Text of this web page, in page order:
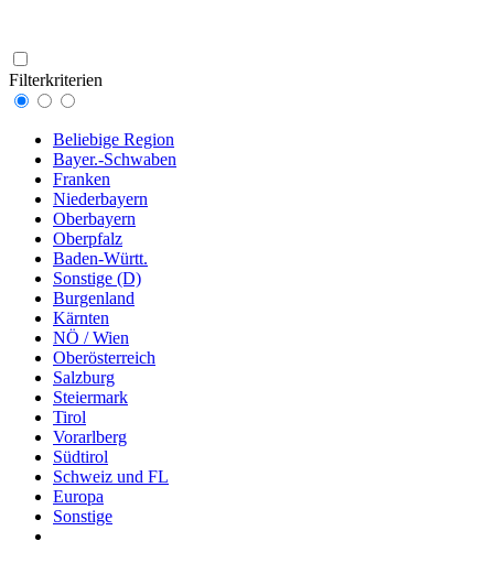
Filterkriterien
Beliebige Region
Bayer.-Schwaben
Franken
Niederbayern
Oberbayern
Oberpfalz
Baden-Württ.
Sonstige (D)
Burgenland
Kärnten
NÖ / Wien
Oberösterreich
Salzburg
Steiermark
Tirol
Vorarlberg
Südtirol
Schweiz und FL
Europa
Sonstige